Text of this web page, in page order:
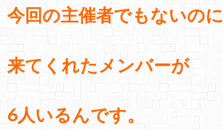
今回の主催者でもないのに
来てくれたメンバーが
6人いるんです。